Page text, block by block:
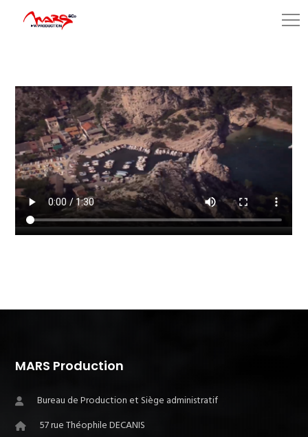
MARS Production
Bureau de Production et Siège administratif
57 rue Théophile DECANIS